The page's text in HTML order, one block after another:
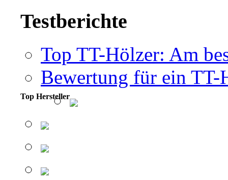
Testberichte
Top TT-Hölzer: Am
Bewertung für ein TT-
Top Hersteller